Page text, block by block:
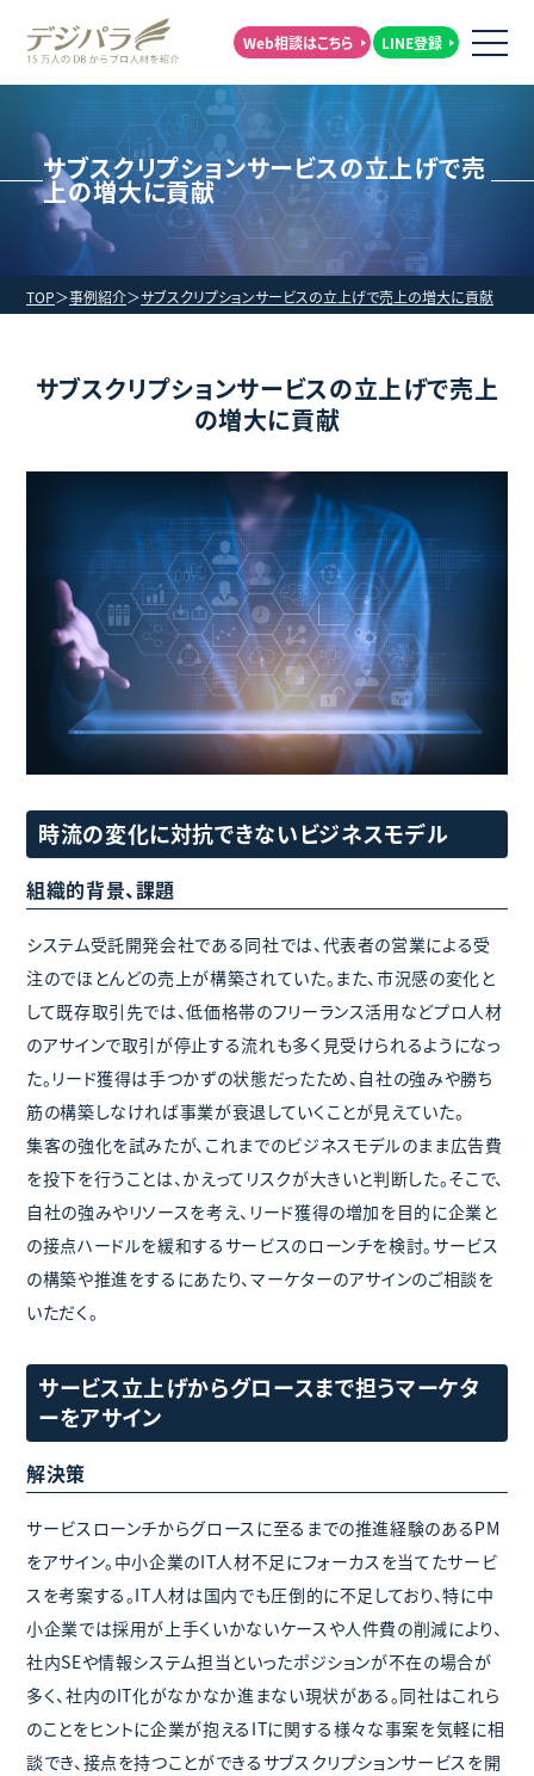
Web相談はこちら LINE登録
サブスクリプションサービスの立上げで売
上の増大に貢献
TOP 事例紹介 サブスクリプションサービスの立上げで売上の増大に貢献
サブスクリプションサービスの立上げで売上
の増大に貢献
時流の変化に対抗できないビジネスモデル
組織的背景、課題
システム受託開発会社である同社では、代表者の営業による受
注のでほとんどの売上が構築されていた。また、市況感の変化と
して既存取引先では、低価格帯のフリーランス活用などプロ人材
のアサインで取引が停止する流れも多く見受けられるようになっ
た。リード獲得は手つかずの状態だったため、自社の強みや勝ち
筋の構築しなければ事業が衰退していくことが見えていた。
集客の強化を試みたが、これまでのビジネスモデルのまま広告費
を投下を行うことは、かえってリスクが大きいと判断した。そこで、
自社の強みやリソースを考え、リード獲得の増加を目的に企業と
の接点ハードルを緩和するサービスのローンチを検討。サービス
の構築や推進をするにあたり、マーケターのアサインのご相談を
いただく。
サービス立上げからグロースまで担うマーケタ
ーをアサイン
解決策
サービスローンチからグロースに至るまでの推進経験のあるPM
をアサイン。中小企業のIT人材不足にフォーカスを当てたサービ
スを考案する。IT人材は国内でも圧倒的に不足しており、特に中
小企業では採用が上手くいかないケースや人件費の削減により、
社内SEや情報システム担当といったポジションが不在の場合が
多く、社内のIT化がなかなか進まない現状がある。同社はこれら
のことをヒントに企業が抱えるITに関する様々な事案を気軽に相
談でき、接点を持つことができるサブスクリプションサービスを開